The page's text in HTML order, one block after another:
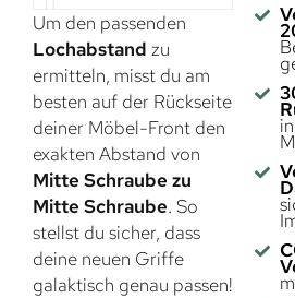
Um den passenden
Lochabstand zu
ermitteln, misst du am
besten auf der Rückseite
deiner Möbel-Front den
exakten Abstand von
Mitte Schraube zu
Mitte Schraube. So
stellst du sicher, dass
deine neuen Griffe
galaktisch genau passen!